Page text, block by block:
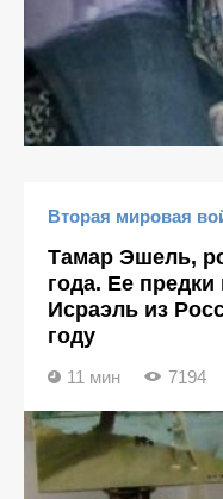
Вторая мировая
Тамар Эшель,
года. Ee
Исраэль из
году
11 мин 7194